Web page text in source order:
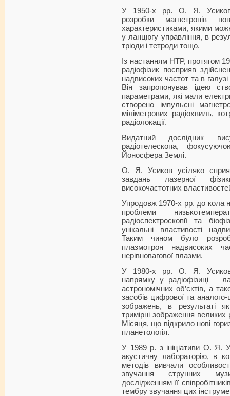
У 1950-х рр. О. Я. Усиков
розробки магнетронів
характеристиками, якими
у ланцюгу управління, в
тріоди і тетроди тощо.
Із настанням НТР, протягом
радіофізик посприяв
надвисоких частот та в
Він запропонував ідею
параметрами, які мали
створено імпульсні
міліметрових радіохвиль,
радіолокації.
Видатний дослідник
радіотелескопа,
Йоносфера Землі.
О. Я. Усиков усіляко
завдань лазерної
високочастотних
Упродовж 1970-х рр. до кола
проблеми
радіоспектроскопії та
унікальні властивості
Таким чином було
плазмотрон надвисоких
нерівновагової плазми.
У 1980-х рр. О. Я. Усиков
напрямку у радіофізиці –
астрономічних об’єктів, а
засобів цифрової та
зображень, в результаті
тримірні зображення
Місяця, що відкрило нові
планетологія.
У 1989 р. з ініціативи О. Я.
акустичну лабораторію, в
методів вивчали
звучання струнних
дослідженням її
тембру звучання цих